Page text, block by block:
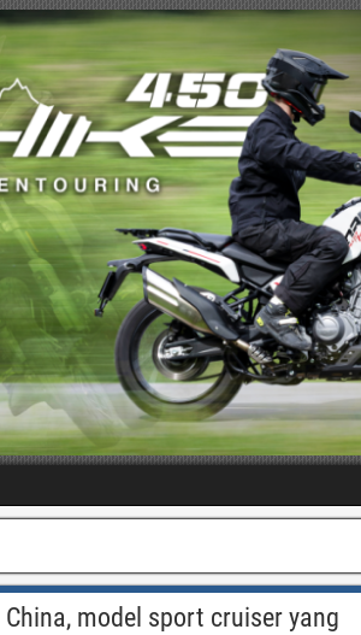
model sport cruiser yang